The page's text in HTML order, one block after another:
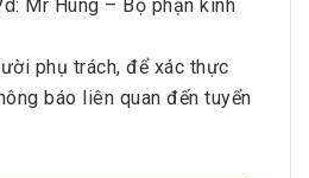
Mr Hùng – Bộ phận kinh
phụ trách, để xác thực
báo liên quan đến tuyển